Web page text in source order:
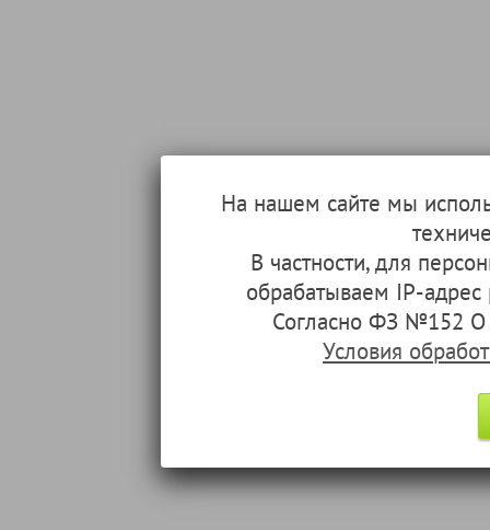
На нашем сайте мы
В частности, для
обрабатываем IP-
Согласно ФЗ №152 О
Условия